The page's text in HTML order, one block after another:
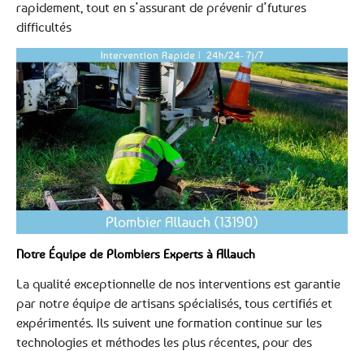
rapidement, tout en s’assurant de prévenir d’futures
difficultés
Notre Équipe de Plombiers Experts à Allauch
La qualité exceptionnelle de nos interventions est garantie
par notre équipe de artisans spécialisés, tous certifiés et
expérimentés. Ils suivent une formation continue sur les
technologies et méthodes les plus récentes, pour des